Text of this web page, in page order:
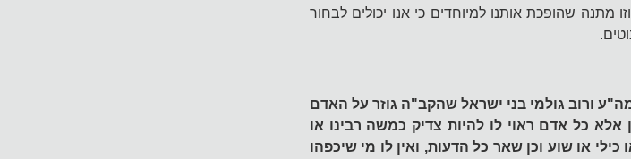
שהופכת אותנו למיוחדים כי אנו יכולים לבחור
ורוב גולמי בני ישראל שהקב"ה גוזר על האדם
כל אדם ראוי לו להיות צדיק כמשה רבינו או
או שוע וכן שאר כל הדעות, ואין לו מי שיכפהו